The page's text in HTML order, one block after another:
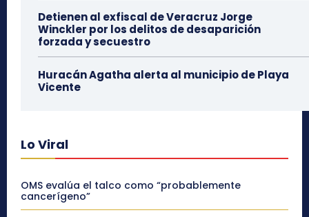
Detienen al exfiscal de Veracruz Jorge
Winckler por los delitos de desaparición
forzada y secuestro
Huracán Agatha alerta al municipio de Playa
Vicente
Lo Viral
OMS evalúa el talco como “probablemente
cancerígeno”